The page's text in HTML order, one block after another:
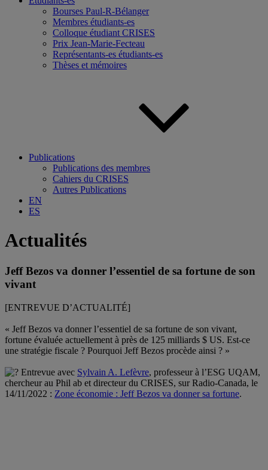
Bourses Paul-R-Bélanger
Membres étudiants-es
Colloque étudiant CRISES
Prix Jean-Marie-Fecteau
Représentants-es étudiants-es
Thèses et mémoires
Publications
Publications des membres
Cahiers du CRISES
Autres Publications
EN
ES
Actualités
Jeff Bezos va donner l’essentiel de sa fortune de son
vivant
[ENTREVUE D’ACTUALITÉ]
« Jeff Bezos va donner l’essentiel de sa fortune de son vivant,
fortune évaluée actuellement à près de 125 milliards $ US. Est-ce
une stratégie fiscale ? Pourquoi Jeff Bezos procède ainsi ? »
Entrevue avec Sylvain A. Lefèvre, professeur à l’ESG UQAM,
chercheur au Phil ab et directeur du CRISES, surRadio-Canada, le
14/11/2022 : Zone économie : Jeff Bezos va donner sa fortune.